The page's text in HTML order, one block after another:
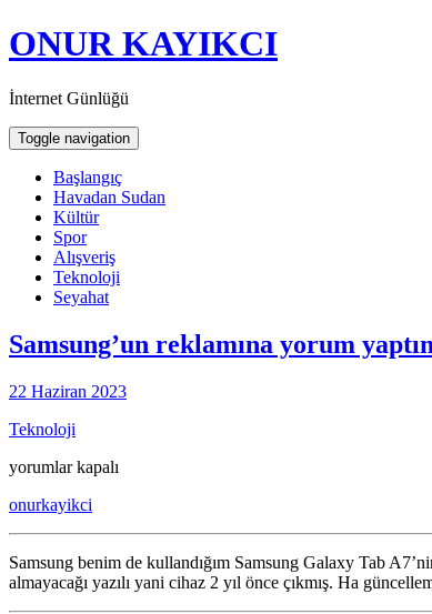
ONUR KAYIKCI
İnternet Günlüğü
Toggle navigation
Başlangıç
Havadan Sudan
Kültür
Spor
Alışveriş
Teknoloji
Seyahat
Samsung’un reklamına yorum
22 Haziran 2023
Teknoloji
Samsung’un
yorum
yorumlar kapalı
onurkayikci
Samsung benim de kullandığım Samsung Galaxy Tab
almayacağı yazılı yani cihaz 2 yıl önce çıkmış. Ha